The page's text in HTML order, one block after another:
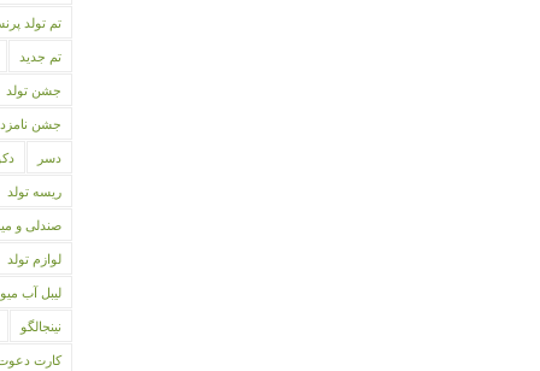
تم تولد
تم جدید
جشن تولد
جشن
دسر
ریسه تولد
صندلی و
لوازم تولد
لیبل آب
نینجالگو
کارت